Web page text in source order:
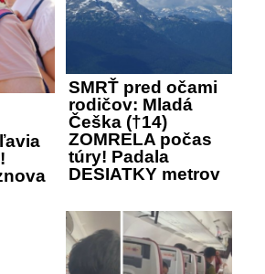
SMRŤ pred očami
rodičov: Mladá
Češka (†14)
ZOMRELA počas
túry! Padala
DESIATKY metrov